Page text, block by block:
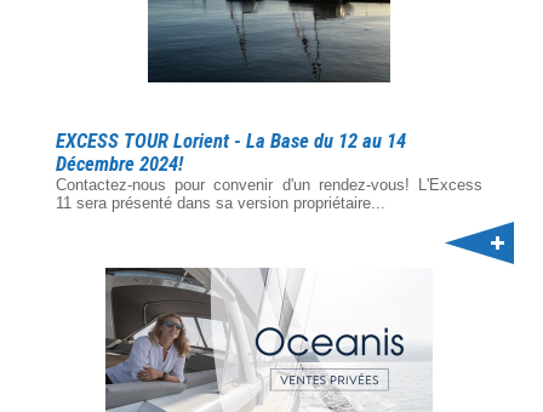
EXCESS TOUR Lorient - La Base du 12 au 14
Décembre 2024!
Contactez-nous pour convenir d'un rendez-vous! L'Excess
11 sera présenté dans sa version propriétaire...